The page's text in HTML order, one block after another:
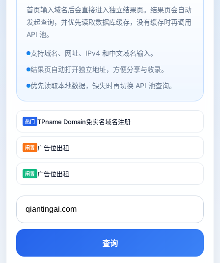
首页输入域名后会直接进入独立结果页。结果页会自动
发起查询，并优先读取数据库缓存，没有缓存时再调用
API 池。
支持域名、网址、IPv4 和中文域名输入。
结果页自动打开独立地址，方便分享与收录。
优先读取本地数据，缺失时再切换 API 池查询。
热门 TPname Domain免实名域名注册
闲置 广告位出租
闲置 广告位出租
查询